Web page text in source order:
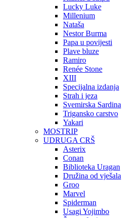
Lucky Luke
Millenium
Nataša
Nestor Burma
Papa u povijesti
Plave bluze
Ramiro
Renée Stone
XIII
Specijalna izdanja
Strah i jeza
Svemirska Sardina
Trigansko carstvo
Yakari
MOSTRIP
UDRUGA CRŠ
Asterix
Conan
Biblioteka Uragan
Družina od vješala
Groo
Marvel
Spiderman
Usagi Yojimbo